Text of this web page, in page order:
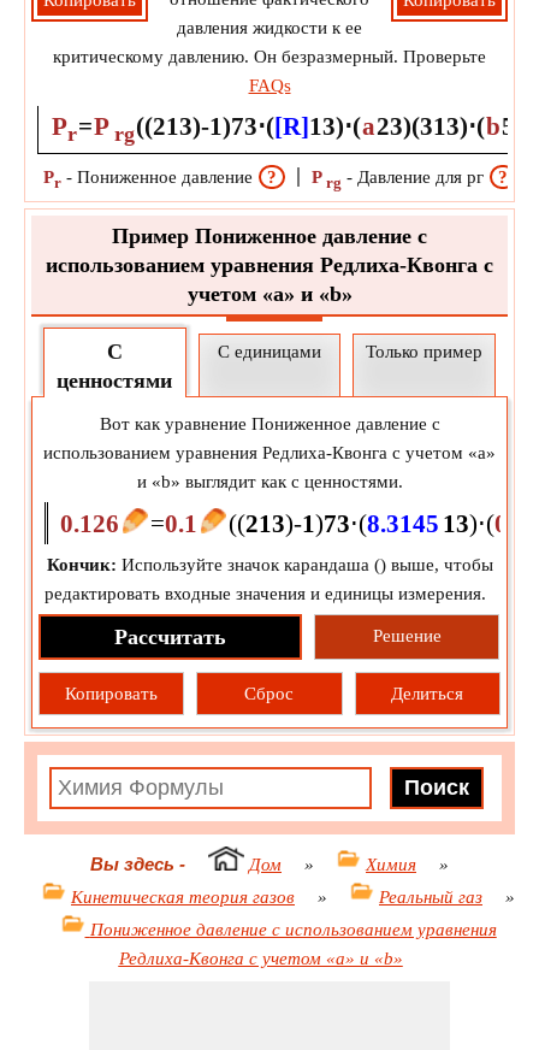
давления жидкости к ее
критическому давлению. Он безразмерный. Проверьте
FAQs
Pr=P rg((213)-1)73⋅([R]13)⋅(a23)(313)⋅(b5
Pr - Пониженное давление ? P rg - Давление для рг ?
Пример Пониженное давление с
использованием уравнения Редлиха-Квонга с
учетом «a» и «b»
С
ценностями
С единицами Только пример
Вот как уравнение Пониженное давление с
использованием уравнения Редлиха-Квонга с учетом «a»
и «b» выглядит как с ценностями.
0.126 =0.1 ((213)-1)73⋅(8.3145 13)⋅(0.15
Кончик: Используйте значок карандаша () выше, чтобы
редактировать входные значения и единицы измерения.
Рассчитать Решение
Копировать Сброс Делиться
Вы здесь - Дом » Химия
»
Кинетическая теория газов
» Реальный газ
»
Пониженное давление с использованием уравнения
Редлиха-Квонга с учетом «a» и «b»